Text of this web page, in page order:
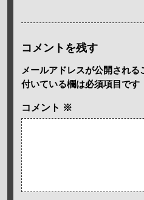
コメントを残す
メールアドレスが公開される
付いている欄は必須項目です
コメント ※